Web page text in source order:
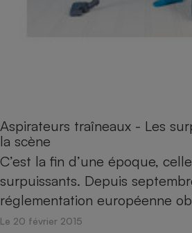
Aspirateurs traîneaux - Les
la scène
C’est la fin d’une époque,
surpuissants. Depuis
réglementation européenne
Le 20 février 2015